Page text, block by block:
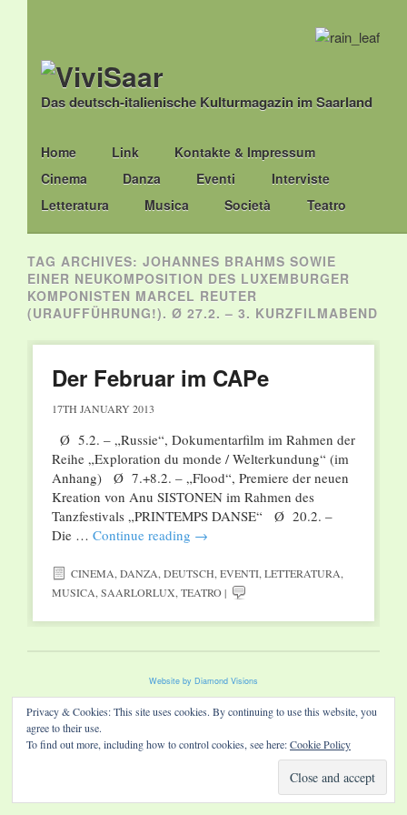
Das deutsch-italienische Kulturmagazin im Saarland
Main menu
Skip
to
content
Home Link
Kontakte & Impressum
Cinema
Danza Eventi
Interviste
Letteratura
Musica Società Teatro
TAG ARCHIVES: JOHANNES BRAHMS SOWIE
EINER NEUKOMPOSITION DES LUXEMBURGER
KOMPONISTEN MARCEL REUTER
(URAUFFÜHRUNG!). Ø 27.2. – 3. KURZFILMABEND
Der Februar im CAPe
17TH JANUARY 2013
Ø 5.2. – „Russie“, Dokumentarfilm im Rahmen der
Reihe „Exploration du monde / Welterkundung“ (im
Anhang) Ø 7.+8.2. – „Flood“, Premiere der neuen
Kreation von Anu SISTONEN im Rahmen des
Tanzfestivals „PRINTEMPS DANSE“ Ø 20.2. –
Die … Continue reading →
CINEMA,DANZA,DEUTSCH,EVENTI,LETTERATURA,
MUSICA,SAARLORLUX,TEATRO|
Website by Diamond Visions
Privacy & Cookies: This site uses cookies. By continuing to use this website, you
agree to their use.
To find out more, including how to control cookies, see here:Cookie Policy